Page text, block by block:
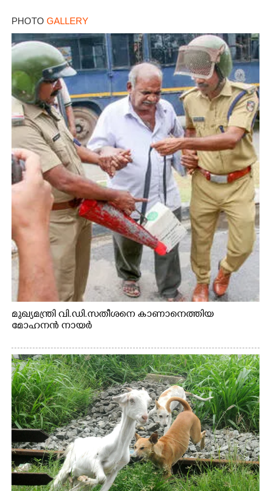
PHOTO GALLERY
മുഖ്യമന്ത്രി വി.ഡി.സതീശനെ കാണാനെത്തിയ
മോഹനൻ നായർ